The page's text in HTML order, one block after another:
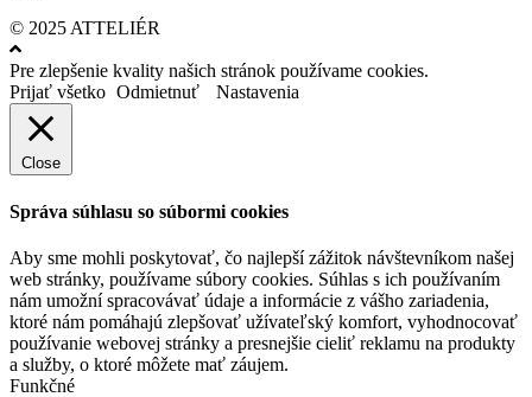
© 2025 ATTELIÉR
Pre zlepšenie kvality našich stránok používame cookies.
Prijať všetko Odmietnuť Nastavenia
Close
Správa súhlasu so súbormi cookies
Aby sme mohli poskytovať, čo najlepší zážitok návštevníkom našej
web stránky, používame súbory cookies. Súhlas s ich používaním
nám umožní spracovávať údaje a informácie z vášho zariadenia,
ktoré nám pomáhajú zlepšovať užívateľský komfort, vyhodnocovať
používanie webovej stránky a presnejšie cieliť reklamu na produkty
a služby, o ktoré môžete mať záujem.
Funkčné